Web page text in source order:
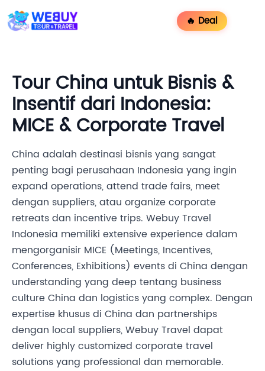
🔥 Deal
Tour China untuk Bisnis &
Insentif dari Indonesia:
MICE & Corporate Travel
China adalah destinasi bisnis yang sangat
penting bagi perusahaan Indonesia yang ingin
expand operations, attend trade fairs, meet
dengan suppliers, atau organize corporate
retreats dan incentive trips. Webuy Travel
Indonesia memiliki extensive experience dalam
mengorganisir MICE (Meetings, Incentives,
Conferences, Exhibitions) events di China dengan
understanding yang deep tentang business
culture China dan logistics yang complex. Dengan
expertise khusus di China dan partnerships
dengan local suppliers, Webuy Travel dapat
deliver highly customized corporate travel
solutions yang professional dan memorable.